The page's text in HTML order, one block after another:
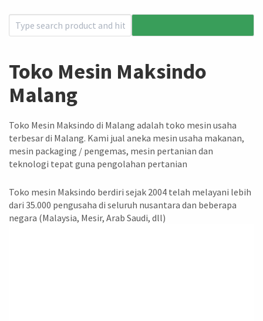
Toko Mesin Maksindo
Malang
Toko Mesin Maksindo di Malang adalah toko mesin usaha
terbesar di Malang. Kami jual aneka mesin usaha makanan,
mesin packaging / pengemas, mesin pertanian dan
teknologi tepat guna pengolahan pertanian
Toko mesin Maksindo berdiri sejak 2004 telah melayani lebih
dari 35.000 pengusaha di seluruh nusantara dan beberapa
negara (Malaysia, Mesir, Arab Saudi, dll)